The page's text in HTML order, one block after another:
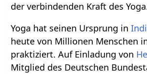
der verbindenden Kraft des
Yoga hat seinen Ursprung in
heute von Millionen Menschen
praktiziert. Auf Einladung von
Mitglied des Deutschen